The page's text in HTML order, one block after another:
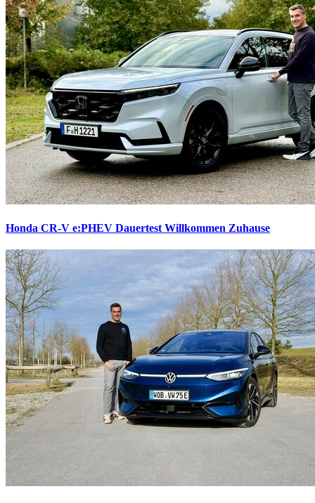
Honda CR-V e:PHEV Dauertest Willkommen Zuhause